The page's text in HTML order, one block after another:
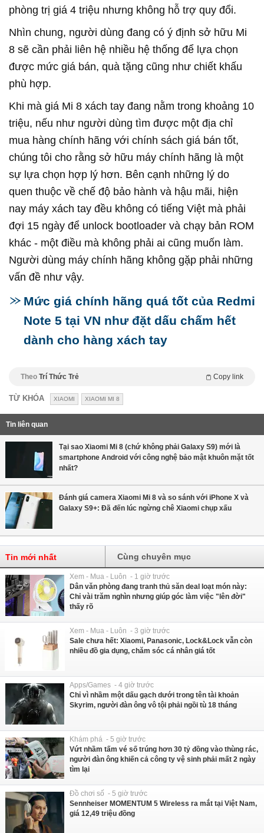
phòng trị giá 4 triệu nhưng không hỗ trợ quy đổi.
Nhìn chung, người dùng đang có ý định sở hữu Mi
8 sẽ cần phải liên hệ nhiều hệ thống để lựa chọn
được mức giá bán, quà tặng cũng như chiết khấu
phù hợp.
Khi mà giá Mi 8 xách tay đang nằm trong khoảng 10
triệu, nếu như người dùng tìm được một địa chỉ
mua hàng chính hãng với chính sách giá bán tốt,
chúng tôi cho rằng sở hữu máy chính hãng là một
sự lựa chọn hợp lý hơn. Bên cạnh những lý do
quen thuộc về chế độ bảo hành và hậu mãi, hiện
nay máy xách tay đều không có tiếng Việt mà phải
đợi 15 ngày để unlock bootloader và chạy bản ROM
khác - một điều mà không phải ai cũng muốn làm.
Người dùng máy chính hãng không gặp phải những
vấn đề như vậy.
Mức giá chính hãng quá tốt của Redmi
Note 5 tại VN như đặt dấu chấm hết
dành cho hàng xách tay
Theo Trí Thức Trẻ Copy link
TỪ KHÓA XIAOMI XIAOMI MI 8
Tin liên quan
Tại sao Xiaomi Mi 8 (chứ không phải Galaxy S9) mới là
smartphone Android với công nghệ bảo mật khuôn mặt tốt
nhất?
Đánh giá camera Xiaomi Mi 8 và so sánh với iPhone X và
Galaxy S9+: Đã đến lúc ngừng chê Xiaomi chụp xấu
Tin mới nhất Cùng chuyên mục
Xem - Mua - Luôn - 1 giờ trước
Dân văn phòng đang tranh thủ săn deal loạt món này:
Chỉ vài trăm nghìn nhưng giúp góc làm việc "lên đời"
thấy rõ
Xem - Mua - Luôn - 3 giờ trước
Sale chưa hết: Xiaomi, Panasonic, Lock&Lock vẫn còn
nhiều đồ gia dụng, chăm sóc cá nhân giá tốt
Apps/Games - 4 giờ trước
Chỉ vì nhầm một dấu gạch dưới trong tên tài khoản
Skyrim, người đàn ông vô tội phải ngồi tù 18 tháng
Khám phá - 5 giờ trước
Vứt nhầm tấm vé số trúng hơn 30 tỷ đồng vào thùng rác,
người đàn ông khiến cả công ty vệ sinh phải mất 2 ngày
tìm lại
Đồ chơi số - 5 giờ trước
Sennheiser MOMENTUM 5 Wireless ra mắt tại Việt Nam,
giá 12,49 triệu đồng